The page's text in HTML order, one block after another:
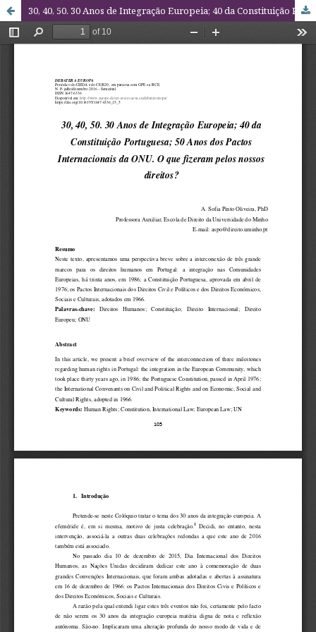
30, 40, 50. 30 Anos de Integração Europeia; 40 da Constituição Portuguesa; 50 Anos dos Pactos Internacionais da ONU. O que fizeram pelos nossos direitos?